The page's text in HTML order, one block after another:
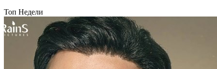
Топ Недели